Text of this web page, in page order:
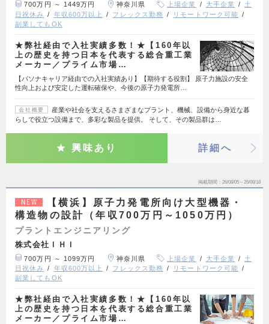
700万円 ～ 1449万円 神奈川県 上場企業 大手企業
土
日祝休み
年収600万以上 フレックス勤務
リモートワーク可能
副業してもOK
★弊社経由で入社実績多数！★【160年以
上の歴史を持つ日本を代表する総合重工業
メーカー／プライム市場…
【パソナキャリア経由での入社実績あり】【期待する役割】 原子力施設の安全
性向上および安定した運転確保や、今後の原子力発電所…
会社概要
産業や社会を支えるさまざまなプラント、機械、設備から身近な暮
らしで役立つ設備まで、多彩な製品を提供。 そして、その製品群は…
興味あり 詳細へ
掲載期間 26/08/05～26/08/18
NEW
【横浜】原子力発電所向け大型機器・
構造物の設計（年収700万円～1050万円）
プラントエンジニアリング
株式会社ＩＨＩ
700万円 ～ 1099万円 神奈川県 上場企業 大手企業
土
日祝休み
年収600万以上 フレックス勤務
リモートワーク可能
副業してもOK
★弊社経由で入社実績多数！★【160年以
上の歴史を持つ日本を代表する総合重工業
メーカー／プライム市場…